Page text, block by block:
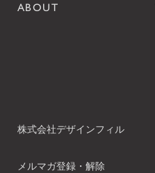
ABOUT
株式会社デザインフィル
メルマガ登録・解除